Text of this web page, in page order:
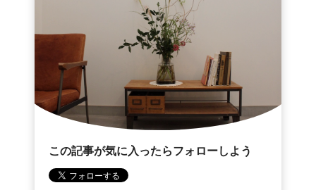
この記事が気に入ったらフォローしよう